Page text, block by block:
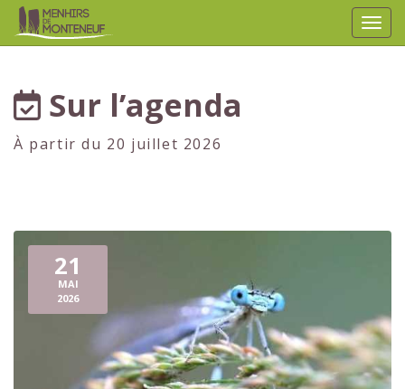
Sur l’agenda
À partir du 20 juillet 2026
21
MAI
2026